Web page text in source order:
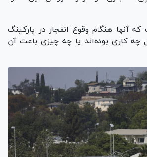
آنها هنگام وقوع انفجار در پارکینگ
چه کاری بوده‌اند یا چه چیزی باعث آن